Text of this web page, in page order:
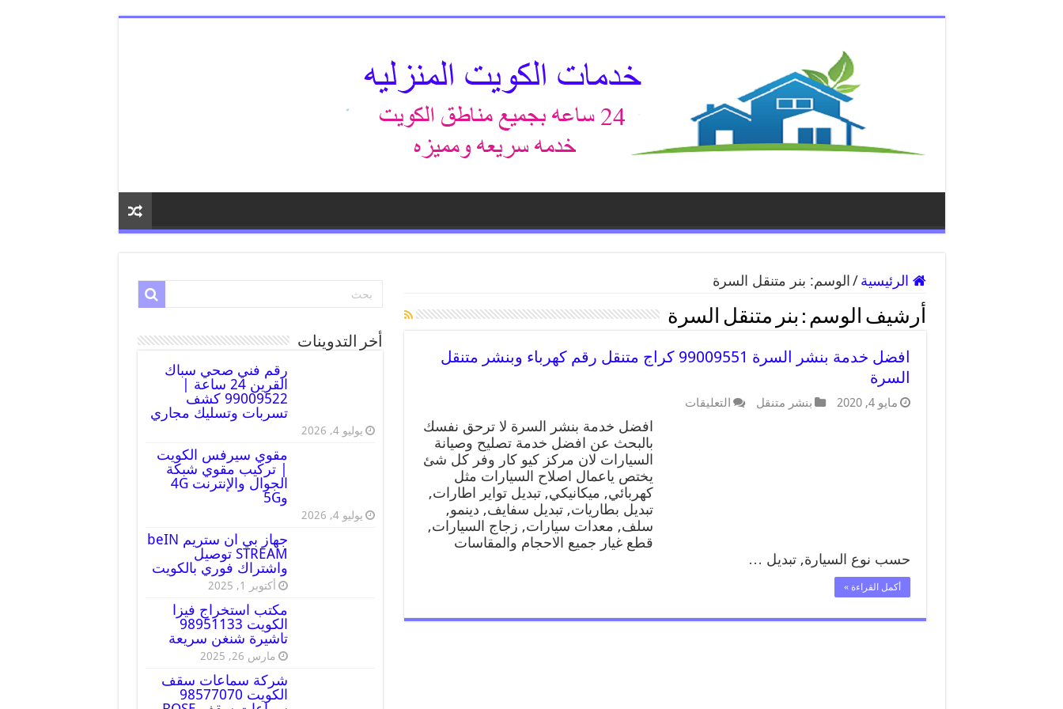
الرئيسية / الوسم: بنر متنقل السرة
أرشيف الوسم : بنر متنقل السرة
افضل خدمة بنشر السرة 99009551 كراج متنقل رقم كهرباء وبنشر متنقل
السرة
مايو 4, 2020 بنشر متنقل التعليقات
افضل خدمة بنشر السرة لا ترحق نفسك
بالبحث عن افضل خدمة تصليح وصيانة
السيارات لان مركز كيو كار وفر كل شئ
يختص ياعمال اصلاح السيارات مثل
كهربائي, ميكانيكي, تبديل تواير اطارات,
تبديل بطاريات, تبديل سفايف, دينمو,
سلف, معدات سيارات, زجاج السيارات,
قطع غيار جميع الاحجام والمقاسات
حسب نوع السيارة, تبديل …
أكمل القراءة »
أخر التدوينات
رقم فني صحي سباك
القرين 24 ساعة |
99009522 كشف
تسربات وتسليك مجاري
يوليو 4, 2026
مقوي سيرفس الكويت
| تركيب مقوي شبكة
الجوال والإنترنت 4G
و5G
يوليو 4, 2026
جهاز بي ان ستريم beIN
STREAM توصيل
واشتراك فوري بالكويت
أكتوبر 1, 2025
مكتب استخراج فيزا
الكويت 98951133
تاشيرة شنغن سريعة
مارس 26, 2025
شركة سماعات سقف
الكويت 98577070